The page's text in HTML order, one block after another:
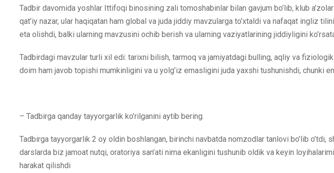
Tadbir davomida yoshlar Ittifoqi binosining zali tomoshabinlar bilan gavjum bo’lib, klub
qat’iy nazar, ular haqiqatan ham global va juda jiddiy mavzularga to’xtaldi va nafaqat ingliz
eta olishdi, balki ularning mavzusini ochib berish va ularning vaziyatlarining jiddiyligini
Tadbirdagi mavzular turli xil edi: tarixni bilish, tarmoq va jamiyatdagi bulling, aqliy va
doim ham javob topishi mumkinligini va u yolg’iz emasligini juda yaxshi tushunishdi, chunki
– Tadbirga qanday tayyorgarlik ko’rilganini aytib bering.
Tadbirga tayyorgarlik 2 oy oldin boshlangan, birinchi navbatda nomzodlar tanlovi bo’lib
darslarda biz jamoat nutqi, oratoriya san’ati nima ekanligini tushunib oldik va keyin
harakat qilishdi